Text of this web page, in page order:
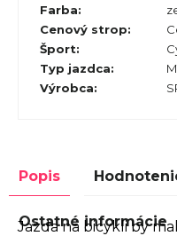
Farba:
Cenový strop:
Šport:
Typ jazdca:
Výrobca:
Popis
Ostatné informácie
Jazda na bicykli by